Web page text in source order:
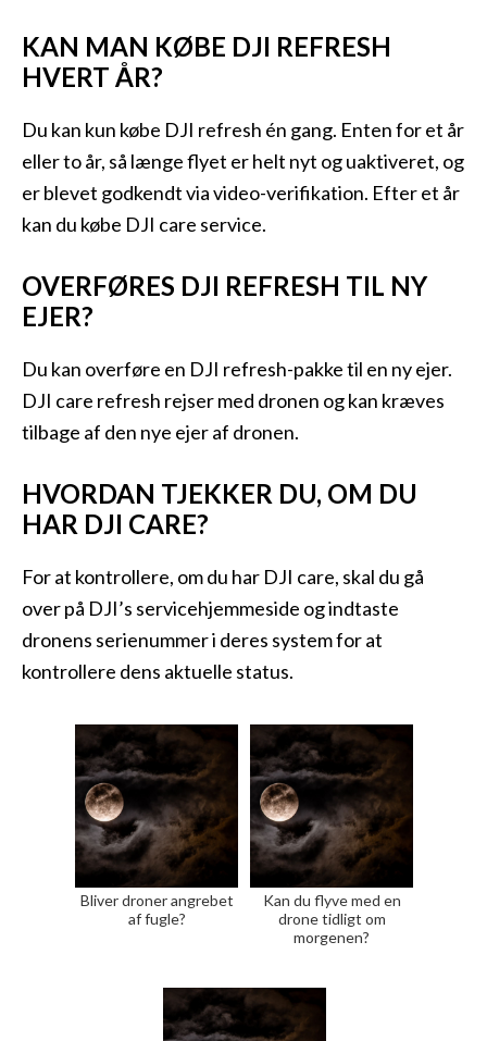
KAN MAN KØBE DJI REFRESH
HVERT ÅR?
Du kan kun købe DJI refresh én gang. Enten for et år
eller to år, så længe flyet er helt nyt og uaktiveret, og
er blevet godkendt via video-verifikation. Efter et år
kan du købe DJI care service.
OVERFØRES DJI REFRESH TIL NY
EJER?
Du kan overføre en DJI refresh-pakke til en ny ejer.
DJI care refresh rejser med dronen og kan kræves
tilbage af den nye ejer af dronen.
HVORDAN TJEKKER DU, OM DU
HAR DJI CARE?
For at kontrollere, om du har DJI care, skal du gå
over på DJI’s servicehjemmeside og indtaste
dronens serienummer i deres system for at
kontrollere dens aktuelle status.
Bliver droner angrebet
af fugle?
Kan du flyve med en
drone tidligt om
morgenen?